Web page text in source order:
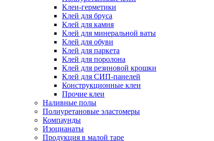
Клеи-герметики
Клей для бруса
Клей для камня
Клей для минеральной ваты
Клей для обуви
Клей для паркета
Клей для поролона
Клей для резиновой крошки
Клей для СИП-панелей
Конструкционные клеи
Прочие клеи
Наливные полы
Полиуретановые эластомеры
Компаунды
Изоцианаты
Продукция в малой таре